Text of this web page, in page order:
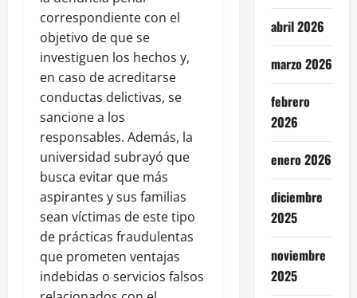
correspondiente con el
objetivo de que se
investiguen los hechos y,
en caso de acreditarse
conductas delictivas, se
sancione a los
responsables. Además, la
universidad subrayó que
busca evitar que más
aspirantes y sus familias
sean víctimas de este tipo
de prácticas fraudulentas
que prometen ventajas
indebidas o servicios falsos
abril 2026
marzo 2026
febrero
2026
enero 2026
diciembre
2025
noviembre
2025